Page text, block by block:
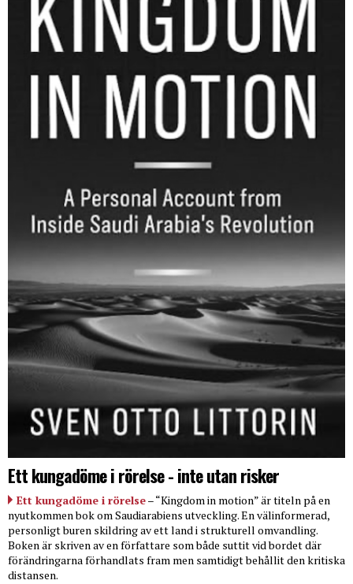
Ett kungadöme i rörelse - inte utan risker
Ett kungadöme i rörelse– “Kingdom in motion” är titeln på en
nyutkommen bok om Saudiarabiens utveckling. En välinformerad,
personligt buren skildring av ett land i strukturell omvandling.
Boken är skriven av en författare som både suttit vid bordet där
förändringarna förhandlats fram men samtidigt behållit den kritiska
distansen.